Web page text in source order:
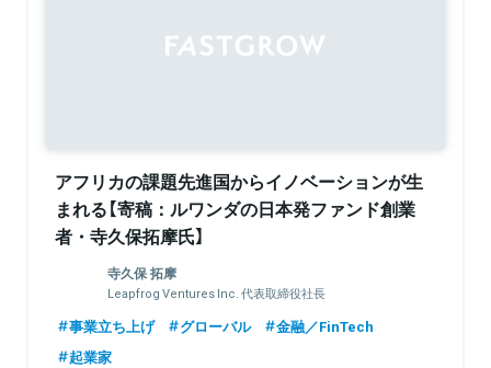
アフリカの課題先進国からイノベーションが生
まれる【寄稿：ルワンダの日本発ファンド創業
者・寺久保拓摩氏】
寺久保 拓摩
Leapfrog Ventures Inc. 代表取締役社長
事業立ち上げ グローバル
金融／FinTech
起業家